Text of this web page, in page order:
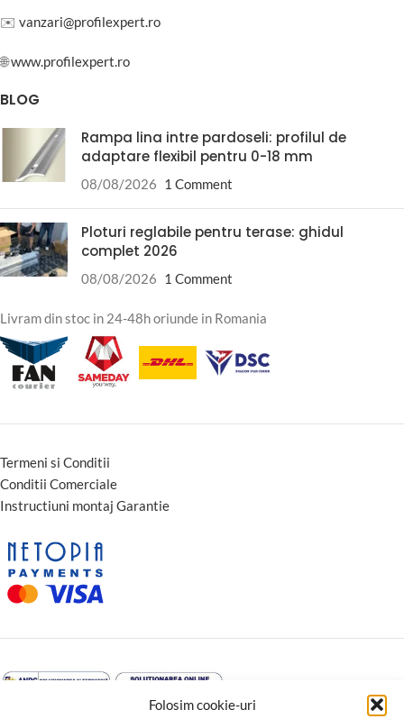
Folosim cookie-uri
✉️ vanzari@profilexpert.ro
🌐www.profilexpert.ro
BLOG
Rampa lina intre pardoseli: profilul de
adaptare flexibil pentru 0-18 mm
08/08/2026 1 Comment
Ploturi reglabile pentru terase: ghidul
complet 2026
08/08/2026 1 Comment
Livram din stoc in 24-48h oriunde in Romania
Termeni si Conditii
Conditii Comerciale
Instructiuni montaj Garantie